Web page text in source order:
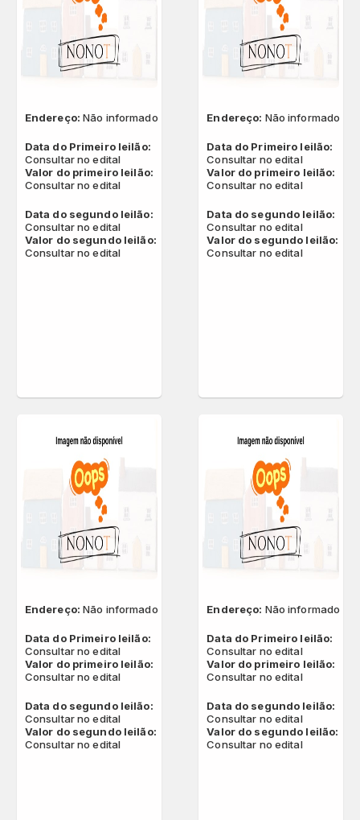
Endereço:Não informado
Data do Primeiro leilão:
Consultar no edital
Valor do primeiro leilão:
Consultar no edital
Data do segundo leilão:
Consultar no edital
Valor do segundo leilão:
Consultar no edital
Endereço: Não informado
Data do Primeiro leilão:
Consultar no edital
Valor do primeiro leilão:
Consultar no edital
Data do segundo leilão:
Consultar no edital
Valor do segundo leilão:
Consultar no edital
Endereço:Não informado
Data do Primeiro leilão:
Consultar no edital
Valor do primeiro leilão:
Consultar no edital
Data do segundo leilão:
Consultar no edital
Valor do segundo leilão:
Consultar no edital
Endereço: Não informado
Data do Primeiro leilão:
Consultar no edital
Valor do primeiro leilão:
Consultar no edital
Data do segundo leilão:
Consultar no edital
Valor do segundo leilão:
Consultar no edital